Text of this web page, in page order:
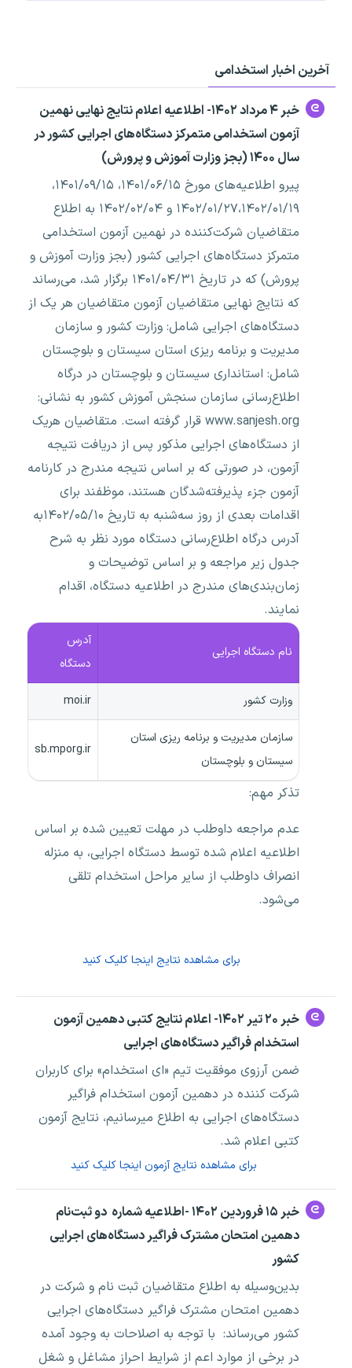
آخرین اخبار استخدامی
خبر ۴ مرداد ۱۴۰۲- اطلاعیه اعلام نتایج نهایی نهمین
آزمون استخدامی متمرکز دستگاه‌های اجرایی کشور در
سال ۱۴۰۰ (بجز وزارت آموزش و پرورش)
پیرو اطلاعیه‌های مورخ ۱۴۰۱/۰۶/۱۵، ۱۴۰۱/۰۹/۱۵،
۱۴۰۲/۰۱/۲۷،۱۴۰۲/۰۱/۱۹ و ۱۴۰۲/۰۲/۰۴ به اطلاع
متقاضیان شرکت‌کننده در نهمین آزمون استخدامی
متمرکز دستگاه‌های اجرایی کشور (بجز وزارت آموزش و
پرورش) که در تاریخ ۱۴۰۱/۰۴/۳۱ برگزار شد، می‌رساند
که نتایج نهایی متقاضیان آزمون متقاضیان هر یک از
دستگاه‌های اجرایی شامل: وزارت کشور و سازمان
مدیریت و برنامه ­ریزی استان سیستان و بلوچستان
شامل: استانداری سیستان و بلوچستان در درگاه
اطلاع‌رسانی سازمان ‌سنجش آموزش کشور به نشانی:
www.sanjesh.org قرار گرفته است. متقاضیان هریک
از دستگاه‌های اجرایی مذکور پس از دریافت نتیجه
آزمون، در صورتی که بر اساس نتیجه مندرج در کارنامه
آزمون جزء پذیرفته‌شدگان هستند، موظفند برای
اقدامات بعدی از روز سه‌شنبه به تاریخ ۱۴۰۲/۰۵/۱۰به
آدرس درگاه اطلاع‌رسانی دستگاه مورد نظر به شرح
جدول زیر مراجعه و بر اساس توضیحات و
زمان‌بندی‌های مندرج در اطلاعیه دستگاه، اقدام
نمایند.
نام دستگاه اجرایی
آدرس
دستگاه
وزارت کشور moi.ir
سازمان مدیریت و برنامه ریزی استان
سیستان و بلوچستان
sb.mporg.ir
تذکر مهم:
عدم مراجعه داوطلب در مهلت تعیین شده بر اساس
اطلاعیه اعلام شده توسط دستگاه اجرایی، به منزله
انصراف داوطلب از سایر مراحل استخدام تلقی
می‌شود.
برای مشاهده نتایج اینجا کلیک کنید
خبر ۲۰ تیر ۱۴۰۲- اعلام نتایج کتبی دهمین آزمون
استخدام فراگیر دستگاه‌های اجرایی
ضمن آرزوی موفقیت تیم «ای استخدام» برای کاربران
شرکت کننده در دهمین آزمون استخدام فراگیر
دستگاه‌های اجرایی به اطلاع میرسانیم، نتایج آزمون
کتبی اعلام شد.
برای مشاهده نتایج آزمون اینجا کلیک کنید
خبر ۱۵ فروردین ۱۴۰۲ -اطلاعیه شماره دو ثبت‌نام
دهمین امتحان مشترک فراگیر دستگاه‌های اجرایی
کشور
بدین‌وسیله به اطلاع متقاضیان ثبت نام و شرکت در
دهمین امتحان مشترک فراگیر دستگاه‌های اجرایی
کشور می‌رساند: با توجه به اصلاحات به وجود آمده
در برخی از موارد اعم از شرایط احراز مشاغل و شغل